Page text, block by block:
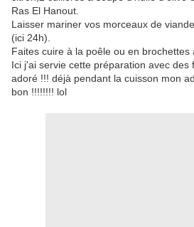
Ras El Hanout.
Laisser mariner vos morceaux de
(ici 24h).
Faites cuire à la poêle ou en brochettes
Ici j'ai servie cette préparation avec des
adoré !!! déjà pendant la cuisson mon
bon !!!!!!!! lol